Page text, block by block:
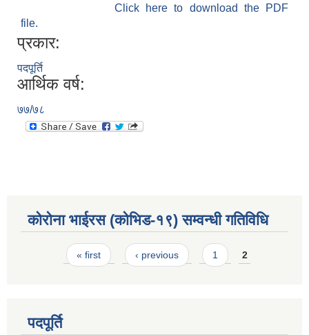
Click here to download the PDF
file.
प्रकार:
पदपूर्ति
आर्थिक वर्ष:
७७/७८
कोरोना भाईरस (कोभिड-१९) सम्वन्धी गतिविधि
Pages« first ‹ previous 1 2
पदपूर्ति